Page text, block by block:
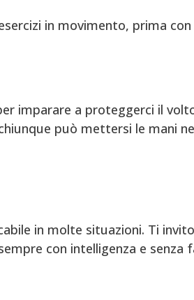
in movimento, prima con
imparare a proteggerci il
può mettersi le mani
in molte situazioni. Ti
con intelligenza e senza